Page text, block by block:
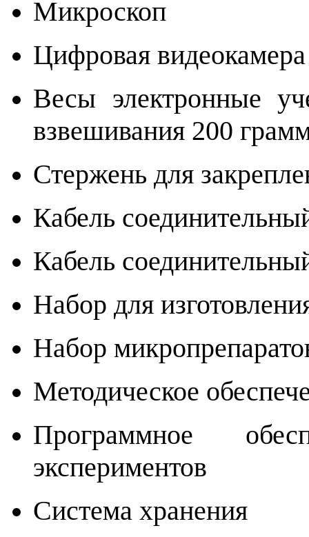
Микроскоп
Цифровая видеокамера
Весы электронные
взвешивания 200
Стержень для
Кабель
Кабель
Набор для
Набор
Методическое
Программное
экспериментов
Система хранения